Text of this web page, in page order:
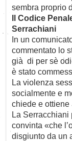
sembra proprio
Il Codice
Serrachiani
In un
commentato lo
già di per sè
è stato
La violenza
socialmente e
chiede e
La Serracchiani
convinta «che
disgiunto da un